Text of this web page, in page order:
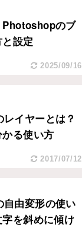
Photoshopのブ
設定
2025/09/16
イヤーとは？
る使い方
2017/07/12
由変形の使い
を斜めに傾け